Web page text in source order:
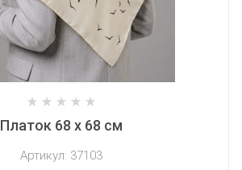
Платок 68 х 68 см
Артикул: 37103